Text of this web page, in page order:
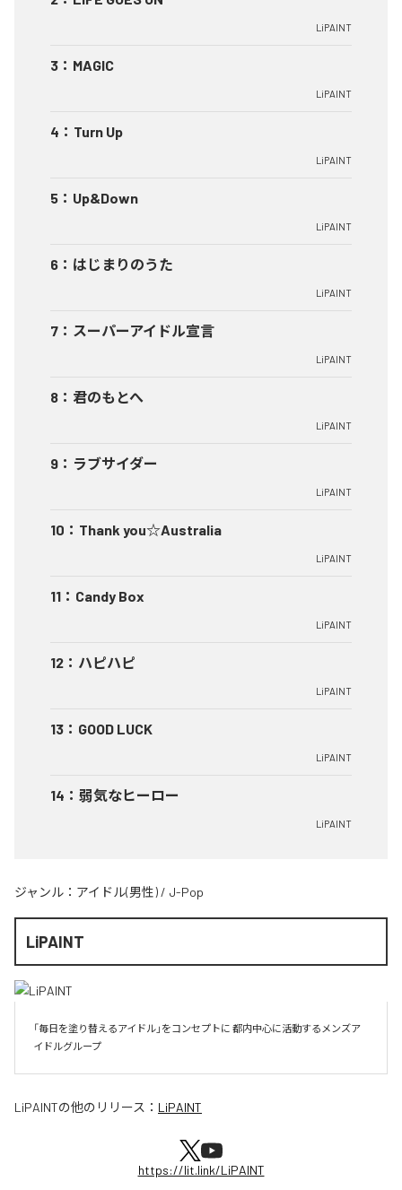
LiPAINT
3 ： MAGIC
LiPAINT
4 ： Turn Up
LiPAINT
5 ： Up&Down
LiPAINT
6 ： はじまりのうた
LiPAINT
7 ： スーパーアイドル宣言
LiPAINT
8 ： 君のもとへ
LiPAINT
9 ： ラブサイダー
LiPAINT
10 ： Thank you☆Australia
LiPAINT
11 ： Candy Box
LiPAINT
12 ： ハピハピ
LiPAINT
13 ： GOOD LUCK
LiPAINT
14 ： 弱気なヒーロー
LiPAINT
ジャンル： アイドル(男性) / J-Pop
LiPAINT
「毎日を塗り替えるアイドル」をコンセプトに 都内中心に活動するメンズア
イドルグループ
LiPAINTの他のリリース： LiPAINT
https://lit.link/LiPAINT